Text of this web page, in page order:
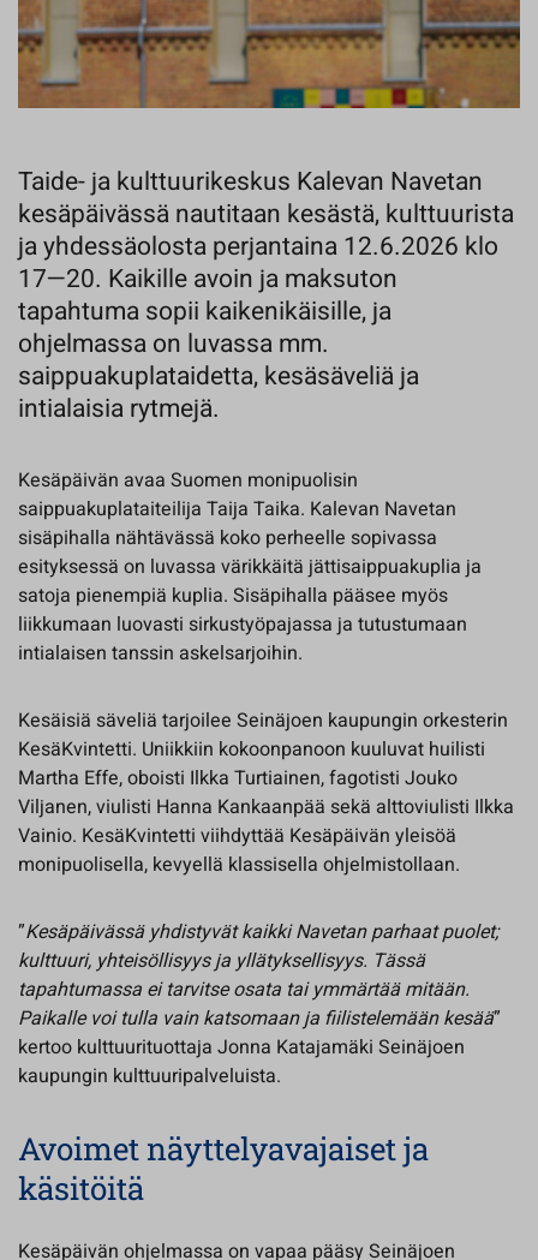
Taide- ja kulttuurikeskus Kalevan Navetan
kesäpäivässä nautitaan kesästä, kulttuurista
ja yhdessäolosta perjantaina 12.6.2026 klo
17—20. Kaikille avoin ja maksuton
tapahtuma sopii kaikenikäisille, ja
ohjelmassa on luvassa mm.
saippuakuplataidetta, kesäsäveliä ja
intialaisia rytmejä.
Kesäpäivän avaa Suomen monipuolisin
saippuakuplataiteilija Taija Taika. Kalevan Navetan
sisäpihalla nähtävässä koko perheelle sopivassa
esityksessä on luvassa värikkäitä jättisaippuakuplia ja
satoja pienempiä kuplia. Sisäpihalla pääsee myös
liikkumaan luovasti sirkustyöpajassa ja tutustumaan
intialaisen tanssin askelsarjoihin.
Kesäisiä säveliä tarjoilee Seinäjoen kaupungin orkesterin
KesäKvintetti. Uniikkiin kokoonpanoon kuuluvat huilisti
Martha Effe, oboisti Ilkka Turtiainen, fagotisti Jouko
Viljanen, viulisti Hanna Kankaanpää sekä alttoviulisti Ilkka
Vainio. KesäKvintetti viihdyttää Kesäpäivän yleisöä
monipuolisella, kevyellä klassisella ohjelmistollaan.
”Kesäpäivässä yhdistyvät kaikki Navetan parhaat puolet;
kulttuuri, yhteisöllisyys ja yllätyksellisyys. Tässä
tapahtumassa ei tarvitse osata tai ymmärtää mitään.
Paikalle voi tulla vain katsomaan ja fiilistelemään kesää”
kertoo kulttuurituottaja Jonna Katajamäki Seinäjoen
kaupungin kulttuuripalveluista.
Avoimet näyttelyavajaiset ja
käsitöitä
Kesäpäivän ohjelmassa on vapaa pääsy Seinäjoen